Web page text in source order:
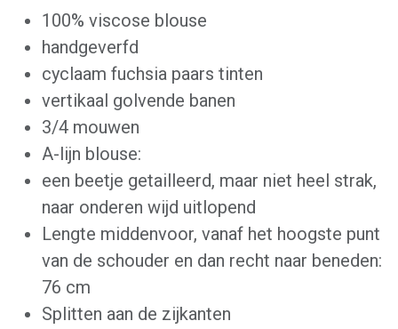
100% viscose blouse
handgeverfd
cyclaam fuchsia paars tinten
vertikaal golvende banen
3/4 mouwen
A-lijn blouse:
een beetje getailleerd, maar niet heel strak,
naar onderen wijd uitlopend
Lengte middenvoor, vanaf het hoogste punt
van de schouder en dan recht naar beneden:
76 cm
Splitten aan de zijkanten